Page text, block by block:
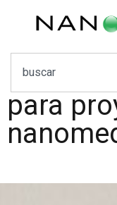
España
para